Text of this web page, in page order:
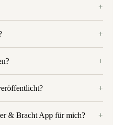
+
+
+
+
& Bracht App für mich? +